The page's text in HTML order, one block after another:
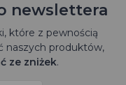
newslettera
które z pewnością
naszych produktów,
ze zniżek.